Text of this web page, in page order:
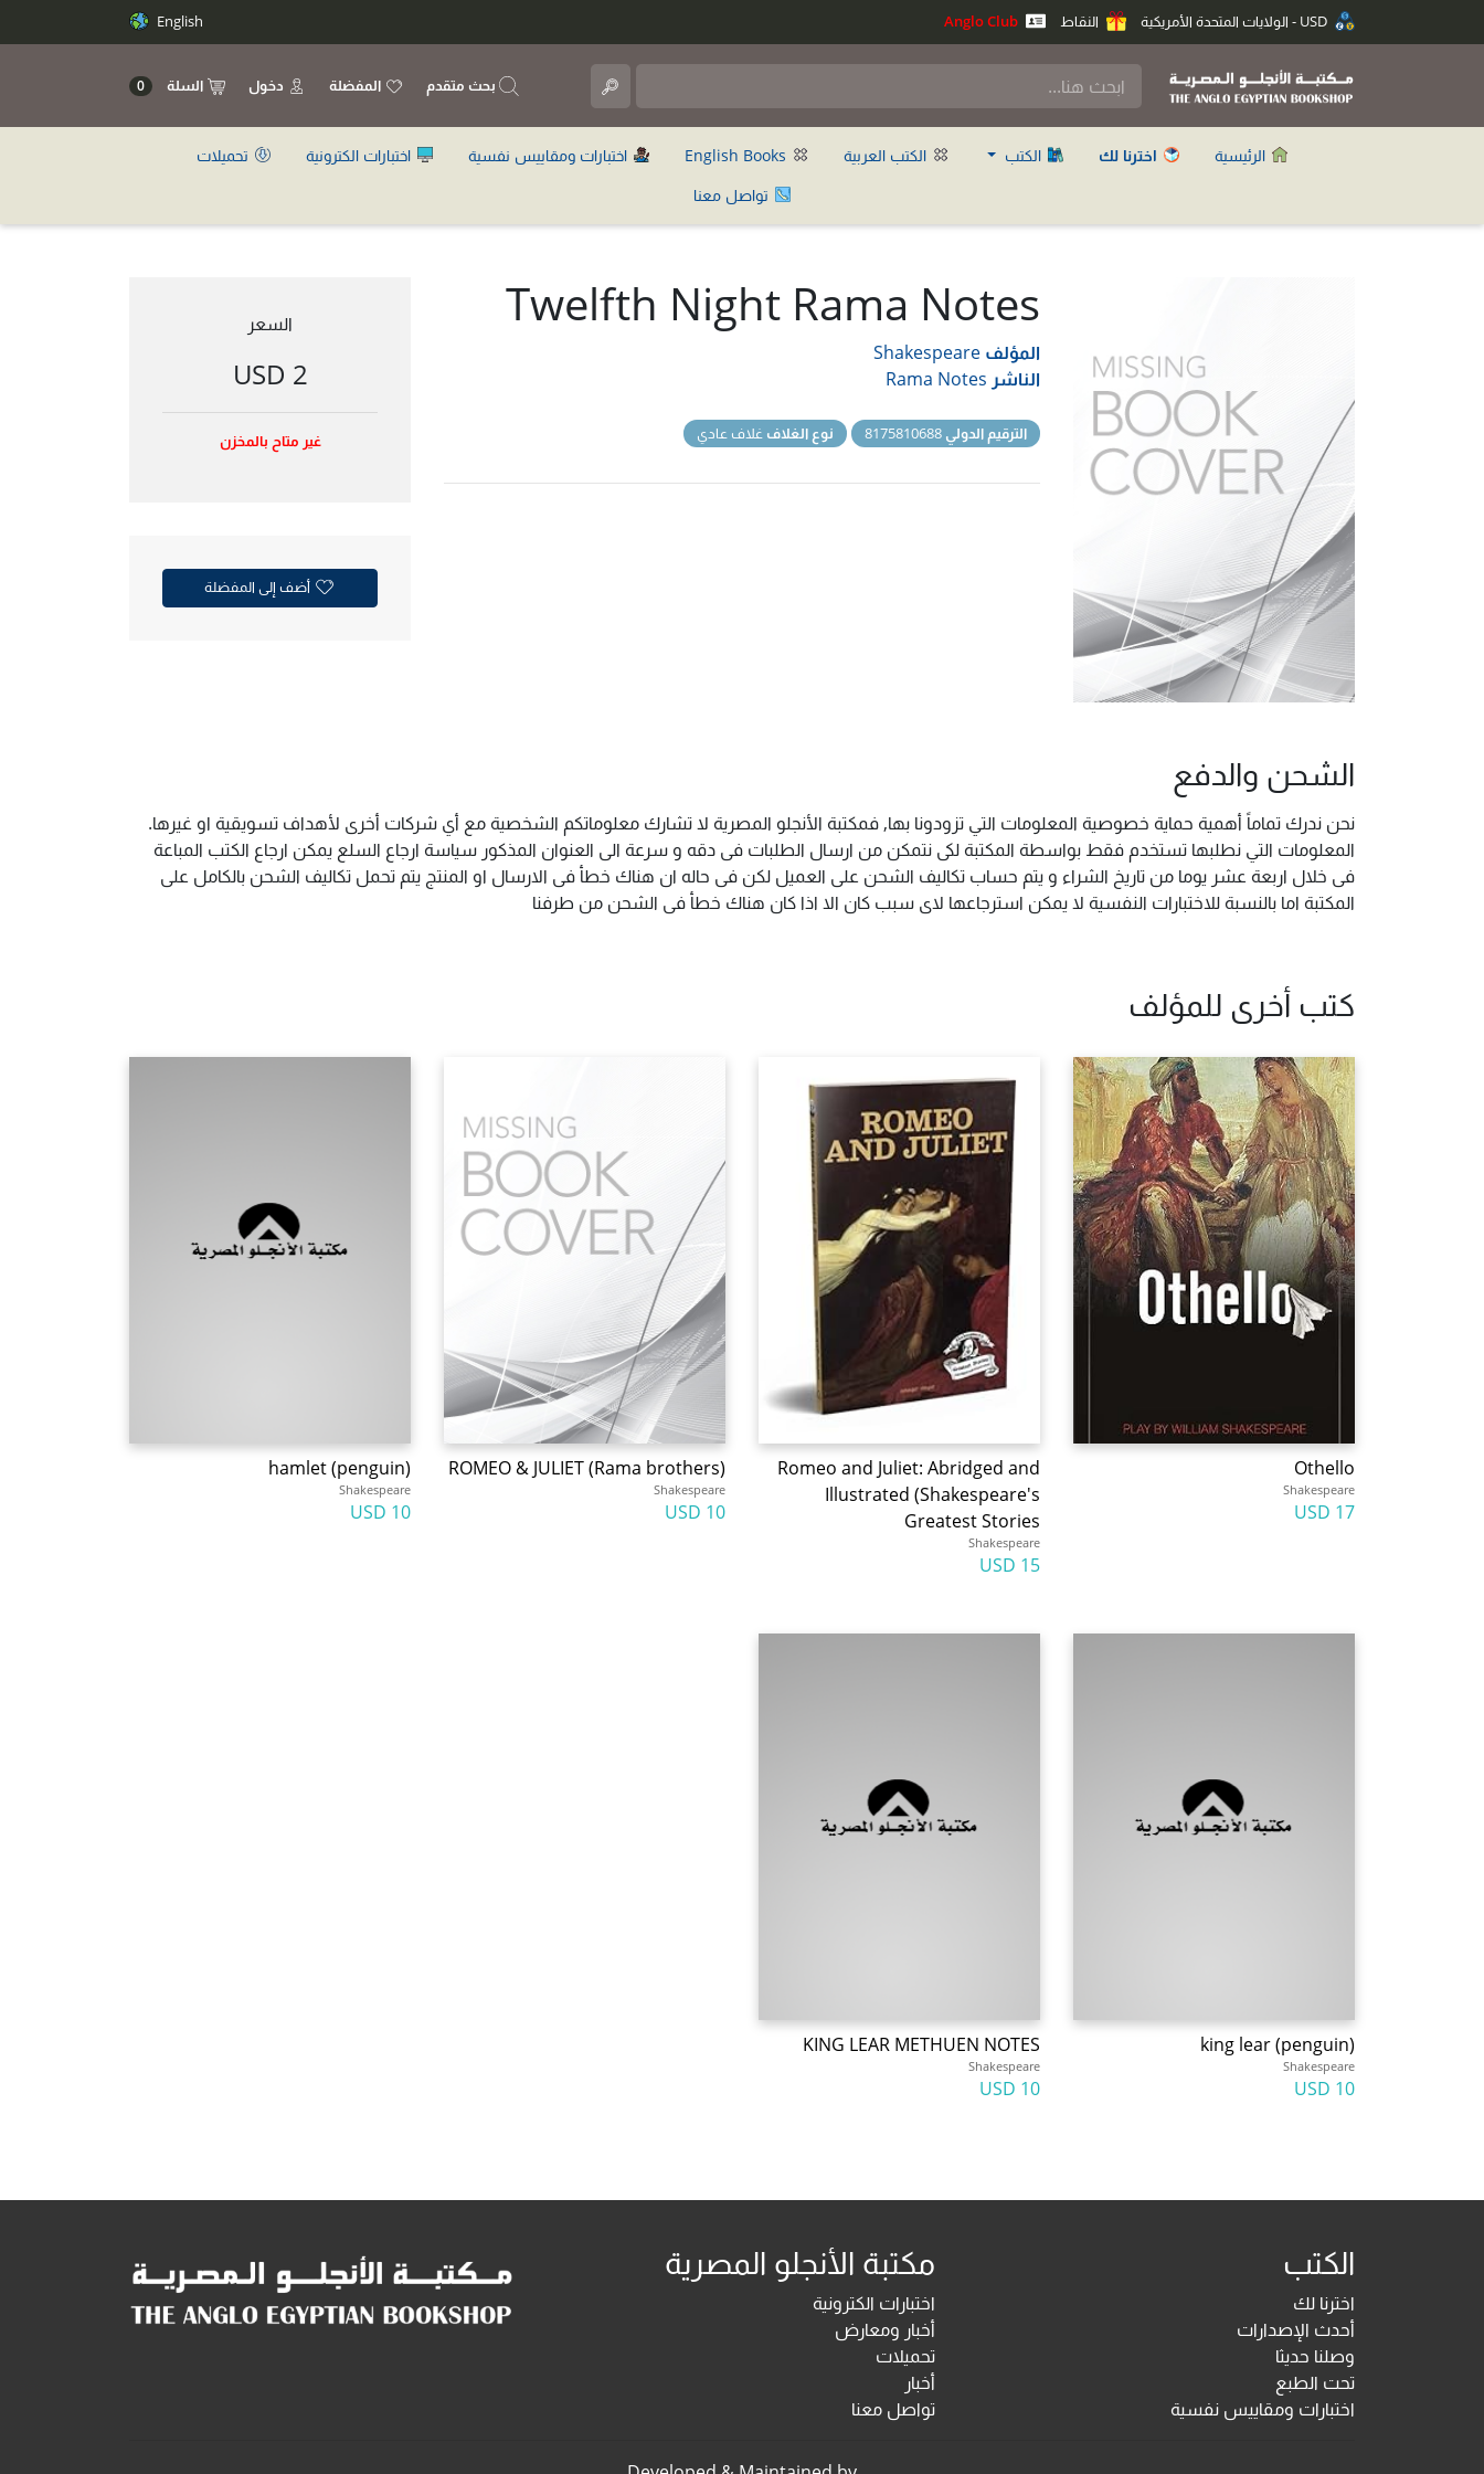
النقاط English
بحث متقدم المفضلة دخول السلة 0
الرئيسية اخترنا لك الكتب الكتب العربية اختبارات ومقاييس نفسية اختبارات الكترونية
تحميلات
تواصل معنا
Twelfth Night Rama Notes
المؤلف Shakespeare
الناشر Rama Notes
الترقيم الدولي نوع الغلاف غلاف عادي
السعر
2 USD
غير متاح بالمخزن
أضف إلى المفضلة
الشحن والدفع
نحن ندرك تماماً أهمية حماية خصوصية المعلومات التي تزودونا بها, فمكتبة الأنجلو المصرية لا تشارك معلوماتكم الشخصية مع أي شركات أخرى لأهداف تسويقية او غيرها.
المعلومات التي نطلبها تستخدم فقط بواسطة المكتبة لكى نتمكن من ارسال الطلبات فى دقه و سرعة الى العنوان المذكور سياسة ارجاع السلع يمكن ارجاع الكتب المباعة
فى خلال اربعة عشر يوما من تاريخ الشراء و يتم حساب تكاليف الشحن على العميل لكن فى حاله ان هناك خطأ فى الارسال او المنتج يتم تحمل تكاليف الشحن بالكامل على
المكتبة اما بالنسبة للاختبارات النفسية لا يمكن استرجاعها لاى سبب كان الا اذا كان هناك خطأ فى الشحن من طرفنا
كتب أخرى للمؤلف
Othello
Shakespeare
17 USD
Romeo and Juliet: Abridged and
Illustrated (Shakespeare's
Greatest Stories
Shakespeare
15 USD
ROMEO & JULIET (Rama brothers)
Shakespeare
10 USD
hamlet (penguin)
Shakespeare
10 USD
king lear (penguin)
Shakespeare
10 USD
KING LEAR METHUEN NOTES
Shakespeare
10 USD
الكتب
اخترنا لك
أحدث الإصدارات
وصلنا حديثا
تحت الطبع
اختبارات ومقاييس نفسية
مكتبة الأنجلو المصرية
اختبارات الكترونية
أخبار ومعارض
تحميلات
أخبار
تواصل معنا